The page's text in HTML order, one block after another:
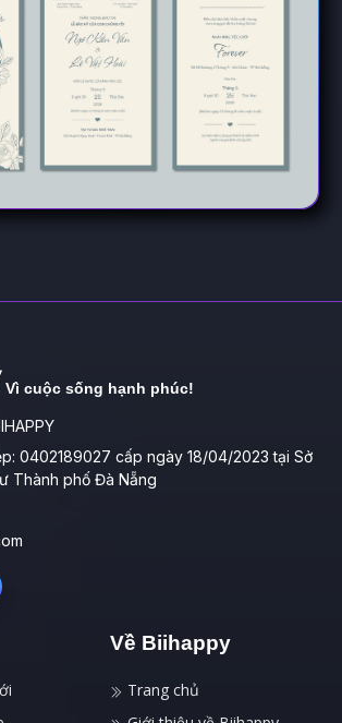
Vì cuộc sống hạnh phúc!
0402189027 cấp ngày 18/04/2023 tại Sở
Thành phố Đà Nẵng
Về Biihappy
Trang chủ